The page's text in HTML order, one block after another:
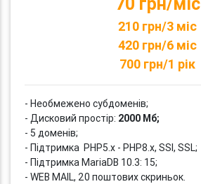
210 грн/3 міс
420 грн/6 міс
700 грн/1 рік
- Необмежено субдоменів;
- Дисковий простір: 2000 Мб;
- 5 доменів;
- Підтримка PHP5.x - PHP8.x, SSI, SSL;
- Підтримка MariaDB 10.3: 15;
- WEB MAIL, 20 поштових скриньок.